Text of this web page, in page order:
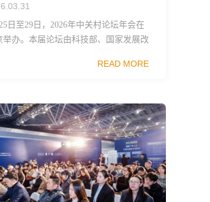
日至29日，2026年中关村论坛年会在
举办。本届论坛由科技部、国家发展改
学院、中国工程院、中国科协和北京市
READ MORE